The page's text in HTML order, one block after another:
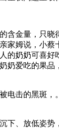
金量，只晓
姆说，小
奶奶可喜
爱吃的果
击的黑斑，
、放低姿势